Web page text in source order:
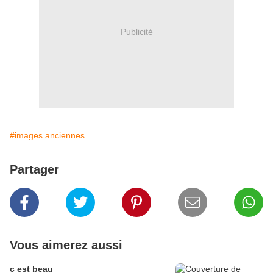
Publicité
#images anciennes
Partager
Vous aimerez aussi
c est beau